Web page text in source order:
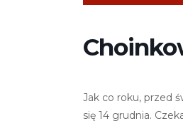
Jak co roku, przed
się 14 grudnia.